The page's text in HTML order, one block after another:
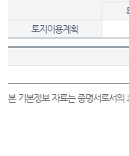
토지이용계획
본 기본정보 자료는 증명서로서의